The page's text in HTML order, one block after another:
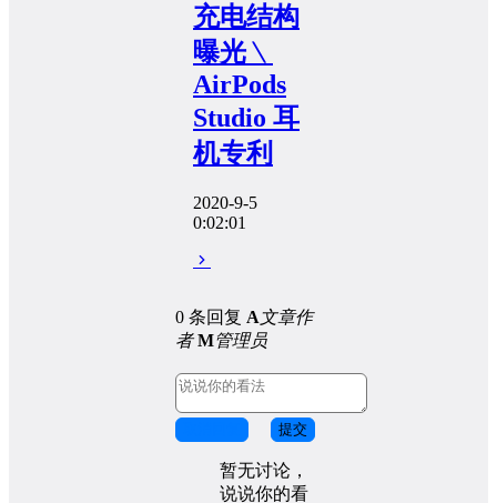
充电结构
曝光﹨
AirPods
Studio 耳
机专利
2020-9-5
0:02:01
0 条回复 A文章作
者 M管理员
提交
暂无讨论，
说说你的看